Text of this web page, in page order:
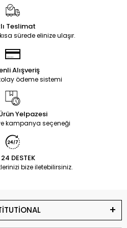
Teslimat
sürede elinize ulaşır.
Alışveriş
ödeme sistemi
Yelpazesi
kampanya seçeneği
DESTEK
bize iletebilirsiniz.